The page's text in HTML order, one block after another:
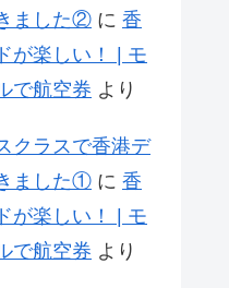
ました② に 香
が楽しい！ | モ
で航空券 より
クラスで香港デ
ました① に 香
が楽しい！ | モ
で航空券 より